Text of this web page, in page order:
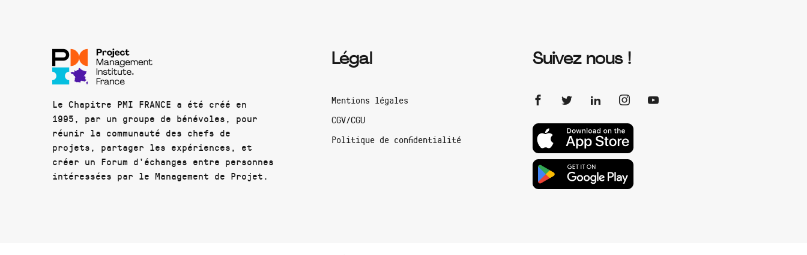
Le Chapitre PMI FRANCE a été créé en
1995, par un groupe de bénévoles, pour
réunir la communauté des chefs de
projets, partager les expériences, et
créer un Forum d'échanges entre personnes
intéressées par le Management de Projet.
Légal
Mentions légales
CGV/CGU
Politique de confidentialité
Suivez nous !